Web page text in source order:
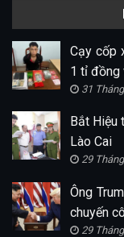
Cạy cốp
1 tỉ đồng
31
Bắt Hiệu
Lào Cai
29
Ông
chuyến
29